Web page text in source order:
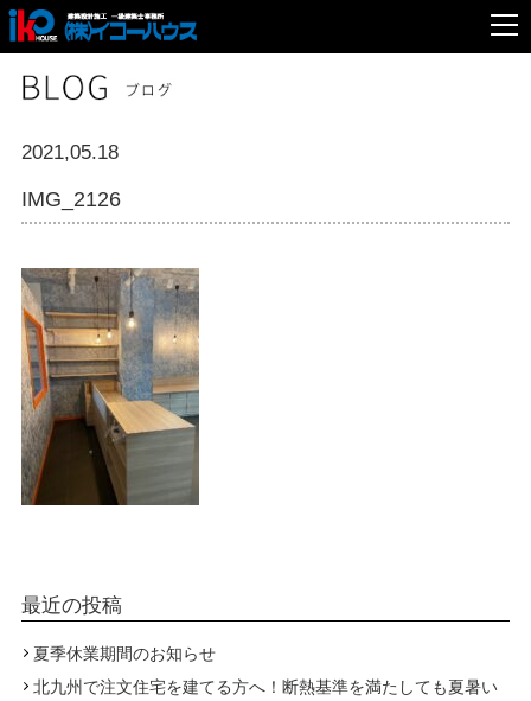
2021,05.18
IMG_2126
最近の投稿
夏季休業期間のお知らせ
北九州で注文住宅を建てる方へ！断熱基準を満たしても夏暑い